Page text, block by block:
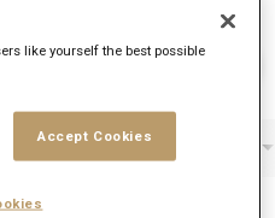
Vagas
like yourself the best possible
Accept Cookies